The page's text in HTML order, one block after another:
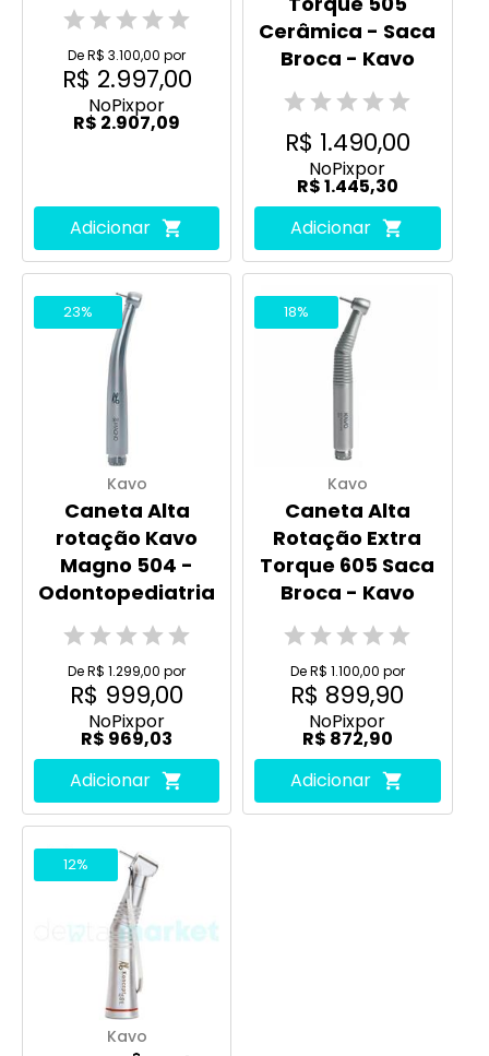
De R$ 3.100,00 por
R$ 2.997,00
NoPixpor
R$ 2.907,09
Adicionar
Cerâmica - Saca
Broca - Kavo
R$ 1.490,00
NoPixpor
R$ 1.445,30
Adicionar
23%
Kavo
Caneta Alta
rotação Kavo
Magno 504 -
Odontopediatria
De R$ 1.299,00 por
R$ 999,00
NoPixpor
R$ 969,03
Adicionar
18%
Kavo
Caneta Alta
Rotação Extra
Torque 605 Saca
Broca - Kavo
De R$ 1.100,00 por
R$ 899,90
NoPixpor
R$ 872,90
Adicionar
12%
Kavo